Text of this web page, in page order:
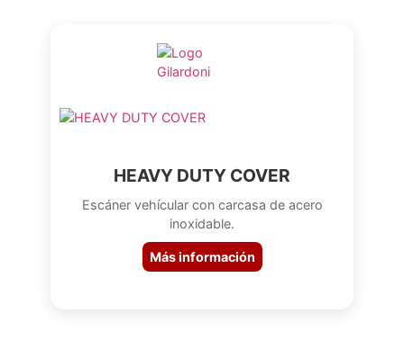
HEAVY DUTY COVER
Escáner vehícular con carcasa de acero
inoxidable.
Más información